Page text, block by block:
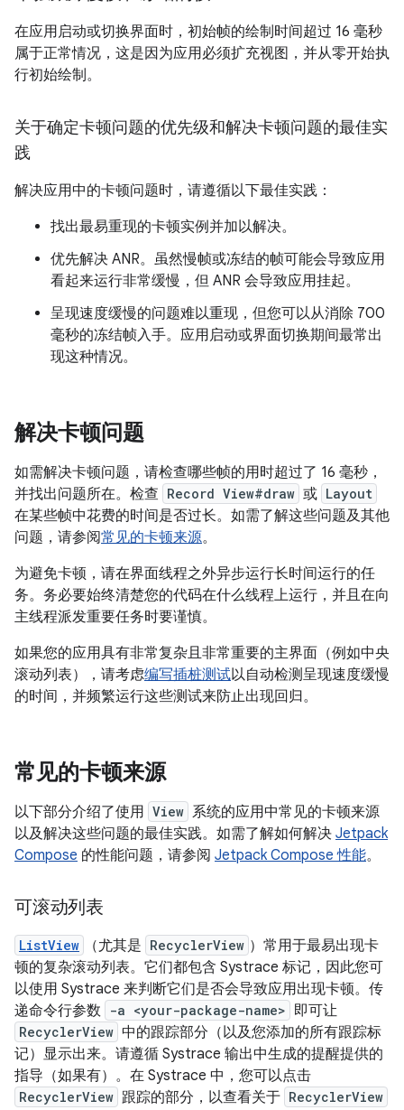
在应用启动或切换界面时，初始帧的绘制时间超过 16 毫秒
属于正常情况，这是因为应用必须扩充视图，并从零开始执
行初始绘制。
关于确定卡顿问题的优先级和解决卡顿问题的最佳实
践
解决应用中的卡顿问题时，请遵循以下最佳实践：
找出最易重现的卡顿实例并加以解决。
优先解决 ANR。虽然慢帧或冻结的帧可能会导致应用
看起来运行非常缓慢，但 ANR 会导致应用挂起。
呈现速度缓慢的问题难以重现，但您可以从消除 700
毫秒的冻结帧入手。应用启动或界面切换期间最常出
现这种情况。
解决卡顿问题
如需解决卡顿问题，请检查哪些帧的用时超过了 16 毫秒，
并找出问题所在。检查 Record View#draw 或 Layout
在某些帧中花费的时间是否过长。如需了解这些问题及其他
问题，请参阅常见的卡顿来源。
为避免卡顿，请在界面线程之外异步运行长时间运行的任
务。务必要始终清楚您的代码在什么线程上运行，并且在向
主线程派发重要任务时要谨慎。
如果您的应用具有非常复杂且非常重要的主界面（例如中央
滚动列表），请考虑编写插桩测试以自动检测呈现速度缓慢
的时间，并频繁运行这些测试来防止出现回归。
常见的卡顿来源
以下部分介绍了使用 View 系统的应用中常见的卡顿来源
以及解决这些问题的最佳实践。如需了解如何解决 Jetpack
Compose 的性能问题，请参阅 Jetpack Compose 性能。
可滚动列表
ListView （尤其是 RecyclerView ）常用于最易出现卡
顿的复杂滚动列表。它们都包含 Systrace 标记，因此您可
以使用 Systrace 来判断它们是否会导致应用出现卡顿。传
递命令行参数
-a <your-package-name> 即可让
RecyclerView 中的跟踪部分（以及您添加的所有跟踪标
记）显示出来。请遵循 Systrace 输出中生成的提醒提供的
指导（如果有）。在 Systrace 中，您可以点击
RecyclerView 跟踪的部分，以查看关于 RecyclerView